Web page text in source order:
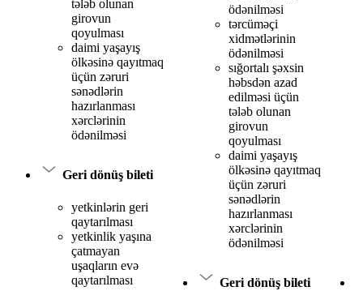
tələb olunan
girovun
qoyulması
daimi yaşayış
ölkəsinə qayıtmaq
üçün zəruri
sənədlərin
hazırlanması
xərclərinin
ödənilməsi
Geri dönüş bileti
yetkinlərin geri
qaytarılması
yetkinlik yaşına
çatmayan
uşaqların evə
qaytarılması
ödənilməsi
tərcüməçi
xidmətlərinin
ödənilməsi
sığortalı şəxsin
həbsdən azad
edilməsi üçün
tələb olunan
girovun
qoyulması
daimi yaşayış
ölkəsinə qayıtmaq
üçün zəruri
sənədlərin
hazırlanması
xərclərinin
ödənilməsi
Geri dönüş bileti